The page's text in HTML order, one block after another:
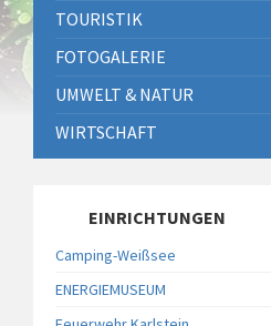
TOURISTIK
FOTOGALERIE
UMWELT & NATUR
WIRTSCHAFT
EINRICHTUNGEN
Camping-Weißsee
ENERGIEMUSEUM